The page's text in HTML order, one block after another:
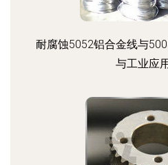
耐腐蚀5052铝合金线与
与工业应